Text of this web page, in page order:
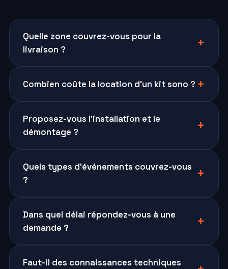
Quelle zone couvrez-vous pour la
livraison ?
Combien coûte la location d’un kit sono ?
Proposez-vous l’installation et le
démontage ?
Quels types d’événements couvrez-vous
?
Dans quel délai répondez-vous à une
demande ?
Faut-il des connaissances techniques